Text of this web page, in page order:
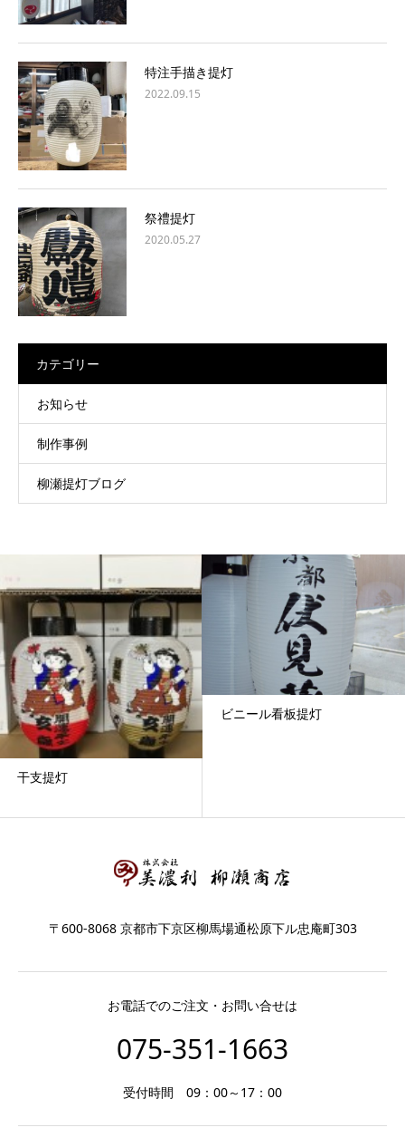
特注手描き提灯
2022.09.15
祭禮提灯
2020.05.27
カテゴリー
お知らせ
制作事例
柳瀬提灯ブログ
干支提灯
ビニール看板提灯
〒600-8068 京都市下京区柳馬場通松原下ル忠庵町303
お電話でのご注文・お問い合せは
075-351-1663
受付時間 09：00～17：00